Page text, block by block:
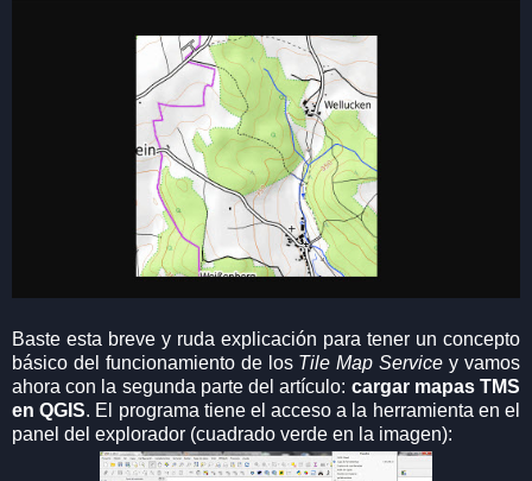
Baste esta breve y ruda explicación para tener un concepto
básico del funcionamiento de los Tile Map Servicey vamos
ahora con la segunda parte del artículo: cargar mapas TMS
en QGIS. El programa tiene el acceso a la herramienta en el
panel del explorador (cuadrado verde en la imagen):